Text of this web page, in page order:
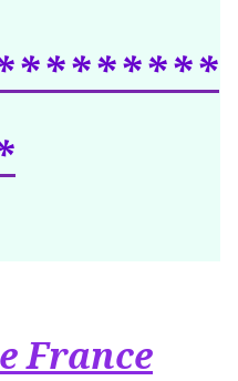
France